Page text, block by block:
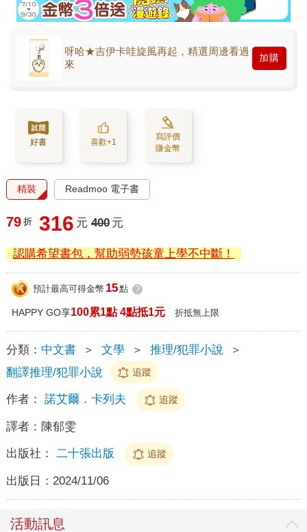
呀哈★吉伊卡哇旋風再起，精選周邊看過
來
加購
好書 喜歡+1
寫評價
賺金幣
精裝 Readmoo 電子書
79 折 316 元 400 元
認購希望書包，幫助弱勢孩童上學不中斷！
預計最高可得金幣 15點 ?
HAPPY GO享100累1點 4點抵1元 折抵無上限
分類： 中文書 ＞ 文學 ＞ 推理/犯罪小說
＞
翻譯推理/犯罪小說
追蹤
作者： 諾艾爾．卡列夫 追蹤
譯者： 陳郁雯
出版社： 二十張出版 追蹤
出版日： 2024/11/06
活動訊息